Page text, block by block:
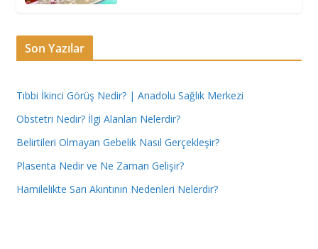
Son Yazılar
Tıbbi İkinci Görüş Nedir? | Anadolu Sağlık Merkezi
Obstetri Nedir? İlgi Alanları Nelerdir?
Belirtileri Olmayan Gebelik Nasıl Gerçekleşir?
Plasenta Nedir ve Ne Zaman Gelişir?
Hamilelikte Sarı Akıntının Nedenleri Nelerdir?